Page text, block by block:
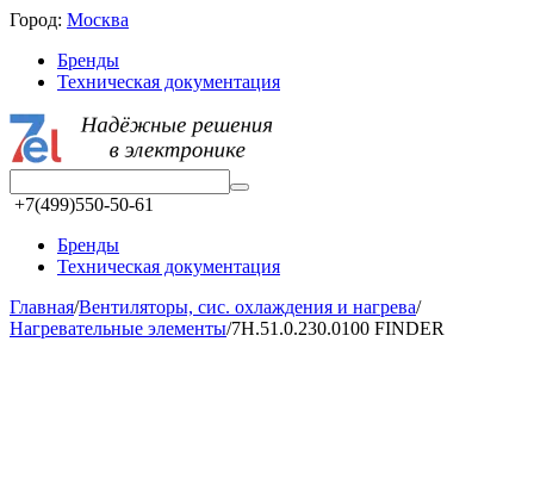
Город: Москва
Бренды
Техническая документация
+7(499)550-50-61
Бренды
Техническая документация
Главная/Вентиляторы, сис. охлаждения и нагрева/
Нагревательные элементы/7H.51.0.230.0100 FINDER